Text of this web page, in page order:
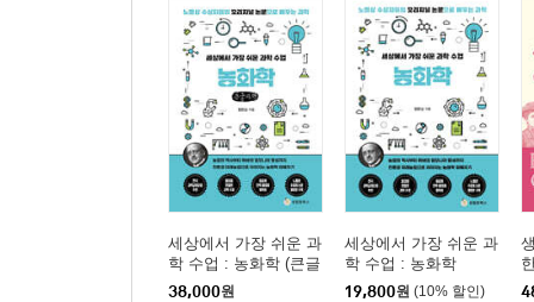
전자기장의 양자화_입체 속의 전자기파
다섯 번째 만남. 원자와 빛의 상호작용
제인스-커밍스 모형_바닥상태와 첫 번째 들뜬상태
라비 진동_원자 속 전자가 두 에너지 준위 사이에
여섯 번째 만남. 결맞는 상태
글라우버_로스앨러모스의 최연소 과학자
결맞는 상태_빛의 선명도가 최대가 되다
세상에서 가장 쉬운 과
학 수업 : 농화학 (큰글
자책)
38,000원
세상에서 가장 쉬운 과
학 수업 : 농화학
19,800원 (10% 할인)